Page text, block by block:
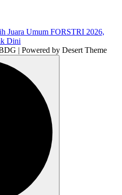
| Powered by Desert Theme